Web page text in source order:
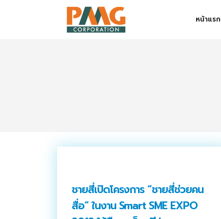
หน้าแรก
จัดงานแสดงสินค้าและอีเว้นท์ต่าง ๆ
ชายสี่เปิดโครงการ “ชายสี่ช่วยคน
สื่อ” ในงาน Smart SME EXPO